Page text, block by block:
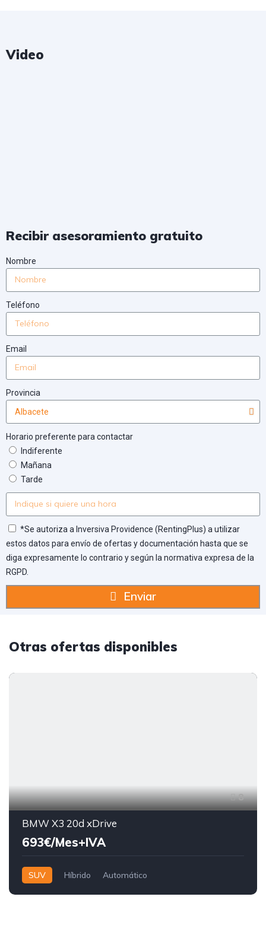
Video
Recibir asesoramiento gratuito
Nombre
Teléfono
Email
Provincia
Horario preferente para contactar
Indiferente
Mañana
Tarde
*Se autoriza a Inversiva Providence (RentingPlus) a utilizar
estos datos para envío de ofertas y documentación hasta que se
diga expresamente lo contrario y según la normativa expresa de la
RGPD.
Enviar
Otras ofertas disponibles
8
BMW X3 20d xDrive
693€/Mes+IVA
SUV Híbrido Automático